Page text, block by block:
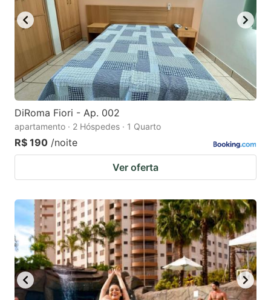
DiRoma Fiori - Ap. 002
apartamento · 2 Hóspedes · 1 Quarto
R$ 190 /noite
Ver oferta